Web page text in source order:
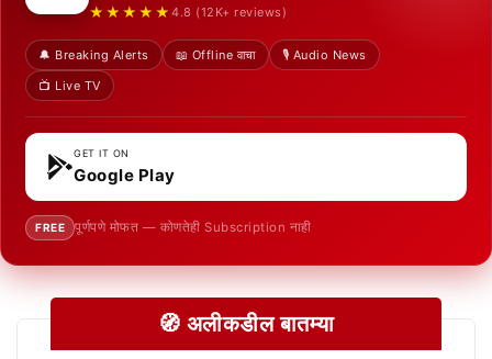
★★★★★ 4.8 (12K+ reviews)
🔔 Breaking Alerts 📖 Offline वाचा
🎙️ Audio News
📺 Live TV
GET IT ON
Google Play
FREE पूर्णपणे मोफत — कोणतेही Subscription नाही
🧭 अलीकडील बातम्या